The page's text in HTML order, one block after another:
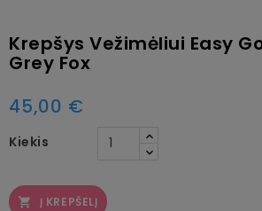
Krepšys Vežimėliui Easy
Grey Fox
45,00 €
Kiekis
 Į KREPŠELĮ